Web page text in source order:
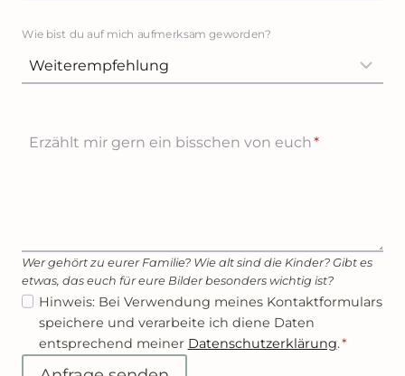
Wie bist du auf mich aufmerksam geworden?
Erzählt mir gern ein bisschen von euch*
Wer gehört zu eurer Familie? Wie alt sind die Kinder? Gibt es
etwas, das euch für eure Bilder besonders wichtig ist?
Hinweis: Bei Verwendung meines Kontaktformulars
speichere und verarbeite ich diene Daten
entsprechend meiner Datenschutzerklärung.*